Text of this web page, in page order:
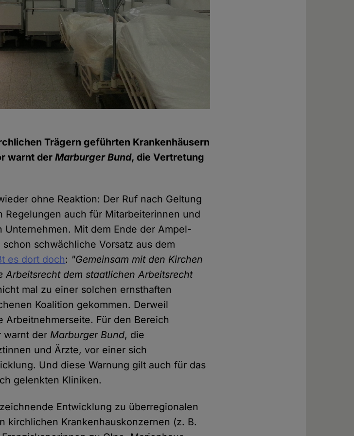
Trägern geführten Krankenhäusern
warnt derMarburger Bund, die Vertretung
ohne Reaktion: Der Ruf nach Geltung
Regelungen auch für Mitarbeiterinnen und
Mit dem Ende der Ampel-
schwächliche Vorsatz aus dem
es dort doch: "Gemeinsam mit den Kirchen
dem staatlichen Arbeitsrecht
mal zu einer solchen ernsthaften
Koalition gekommen. Derweil
Für den Bereich
warnt der Marburger Bund, die
und Ärzte, vor einer sich
Und diese Warnung gilt auch für das
gelenkten Kliniken.
Entwicklung zu überregionalen
kirchlichen Krankenhauskonzernen (z. B.